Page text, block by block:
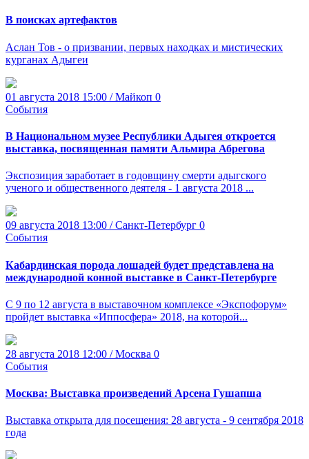
В поисках артефактов
Аслан Тов - о призвании, первых находках и мистических
курганах Адыгеи
01 августа 2018 15:00 / Майкоп 0
События
В Национальном музее Республики Адыгея откроется
выставка, посвященная памяти Альмира Абрегова
Экспозиция заработает в годовщину смерти адыгского
ученого и общественного деятеля - 1 августа 2018 ...
09 августа 2018 13:00 / Санкт-Петербург 0
События
Кабардинская порода лошадей будет представлена на
международной конной выставке в Санкт-Петербурге
С 9 по 12 августа в выставочном комплексе «Экспофорум»
пройдет выставка «Иппосфера» 2018, на которой...
28 августа 2018 12:00 / Москва 0
События
Москва: Выставка произведений Арсена Гушапша
Выставка открыта для посещения: 28 августа - 9 сентября 2018
года